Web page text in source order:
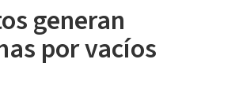
generan
por vacíos